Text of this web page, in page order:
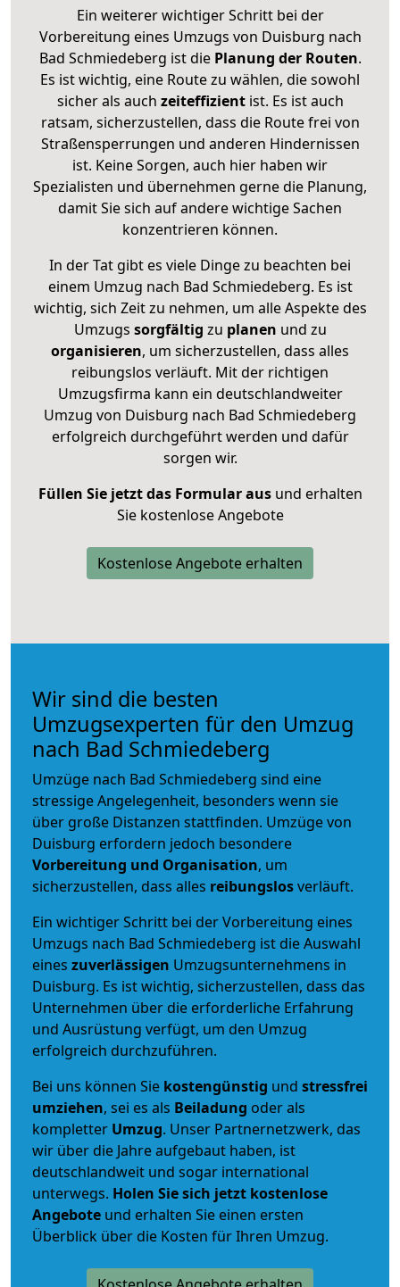
Ein weiterer wichtiger Schritt bei der
Vorbereitung eines Umzugs von Duisburg nach
Bad Schmiedeberg ist diePlanung der Routen.
Es ist wichtig, eine Route zu wählen, die sowohl
sicher als auch zeiteffizientist. Es ist auch
ratsam, sicherzustellen, dass die Route frei von
Straßensperrungen und anderen Hindernissen
ist. Keine Sorgen, auch hier haben wir
Spezialisten und übernehmen gerne die Planung,
damit Sie sich auf andere wichtige Sachen
konzentrieren können.
In der Tat gibt es viele Dinge zu beachten bei
einem Umzug nach Bad Schmiedeberg. Es ist
wichtig, sich Zeit zu nehmen, um alle Aspekte des
Umzugs sorgfältig zu planen und zu
organisieren, um sicherzustellen, dass alles
reibungslos verläuft. Mit der richtigen
Umzugsfirma kann ein deutschlandweiter
Umzug von Duisburg nach Bad Schmiedeberg
erfolgreich durchgeführt werden und dafür
sorgen wir.
Füllen Sie jetzt das Formular ausund erhalten
Sie kostenlose Angebote
Kostenlose Angebote erhalten
Wir sind die besten
Umzugsexperten für den Umzug
nach Bad Schmiedeberg
Umzüge nach Bad Schmiedeberg sind eine
stressige Angelegenheit, besonders wenn sie
über große Distanzen stattfinden. Umzüge von
Duisburg erfordern jedoch besondere
Vorbereitung und Organisation, um
sicherzustellen, dass alles reibungslosverläuft.
Ein wichtiger Schritt bei der Vorbereitung eines
Umzugs nach Bad Schmiedeberg ist die Auswahl
eines zuverlässigen Umzugsunternehmens in
Duisburg. Es ist wichtig, sicherzustellen, dass das
Unternehmen über die erforderliche Erfahrung
und Ausrüstung verfügt, um den Umzug
erfolgreich durchzuführen.
Bei uns können Sie kostengünstig und stressfrei
umziehen, sei es als Beiladung oder als
kompletter Umzug. Unser Partnernetzwerk, das
wir über die Jahre aufgebaut haben, ist
deutschlandweit und sogar international
unterwegs. Holen Sie sich jetzt kostenlose
Angebote und erhalten Sie einen ersten
Überblick über die Kosten für Ihren Umzug.